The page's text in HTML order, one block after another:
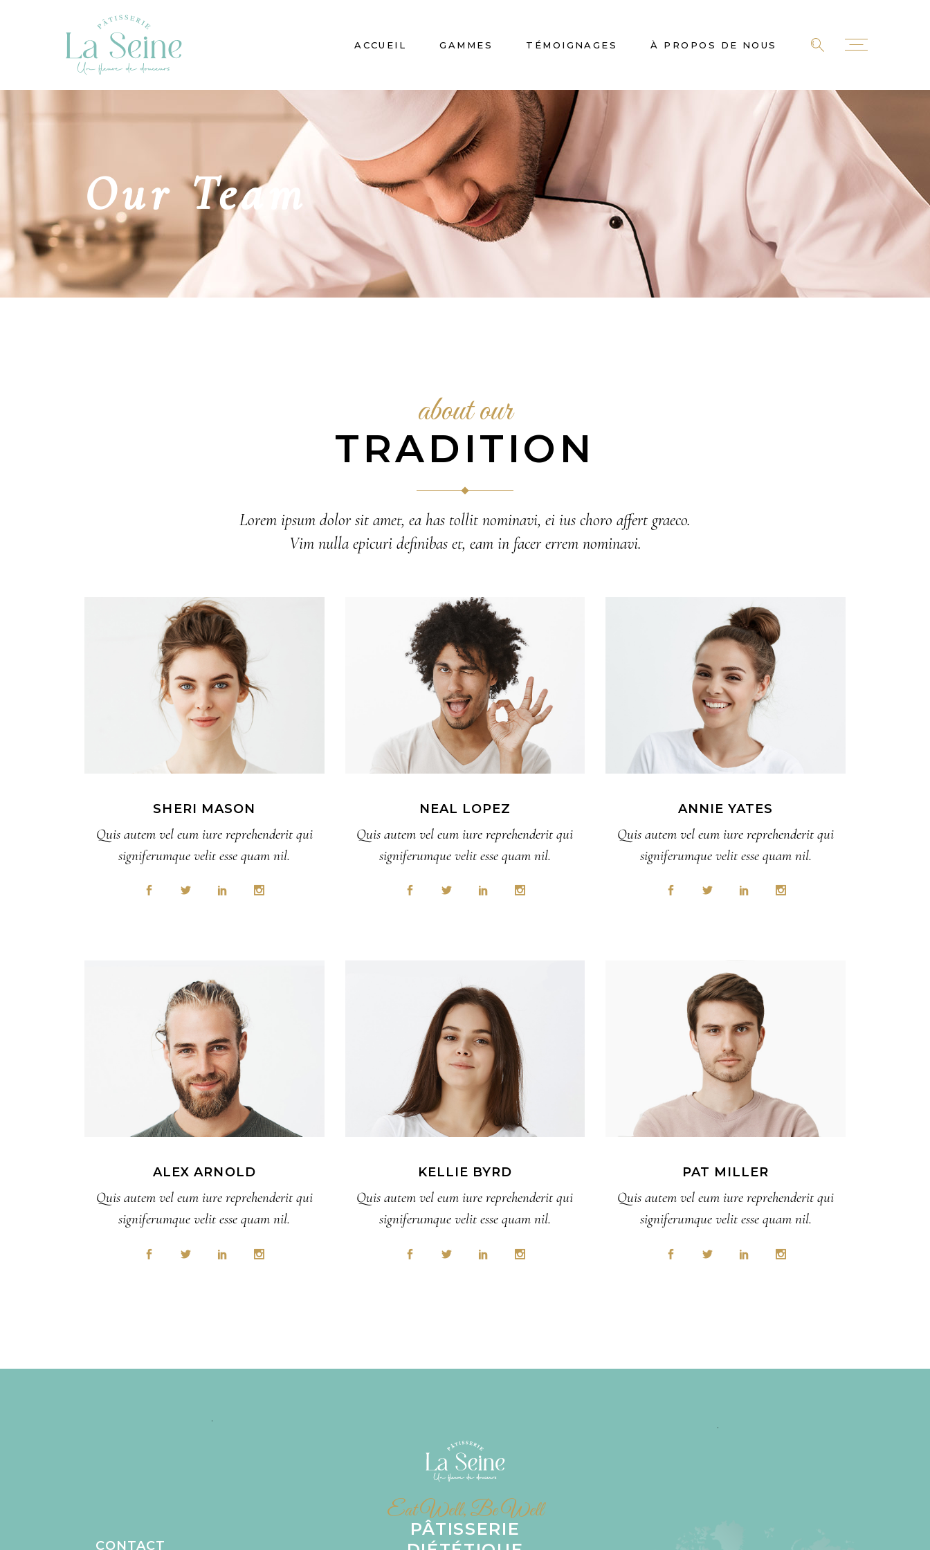
ACCUEIL GAMMES TÉMOIGNAGES À PROPOS DE NOUS
Our Team
about our
TRADITION
Lorem ipsum dolor sit amet, ea has tollit nominavi, ei ius choro affert graeco.
Vim nulla epicuri definibas et, eam in facer errem nominavi.
SHERI MASON
Quis autem vel eum iure reprehenderit qui
signiferumque velit esse quam nil.
NEAL LOPEZ
Quis autem vel eum iure reprehenderit qui
signiferumque velit esse quam nil.
ANNIE YATES
Quis autem vel eum iure reprehenderit qui
signiferumque velit esse quam nil.
ALEX ARNOLD
Quis autem vel eum iure reprehenderit qui
signiferumque velit esse quam nil.
KELLIE BYRD
Quis autem vel eum iure reprehenderit qui
signiferumque velit esse quam nil.
PAT MILLER
Quis autem vel eum iure reprehenderit qui
signiferumque velit esse quam nil.
CONTACT
Eat Well, Be Well
PÂTISSERIE